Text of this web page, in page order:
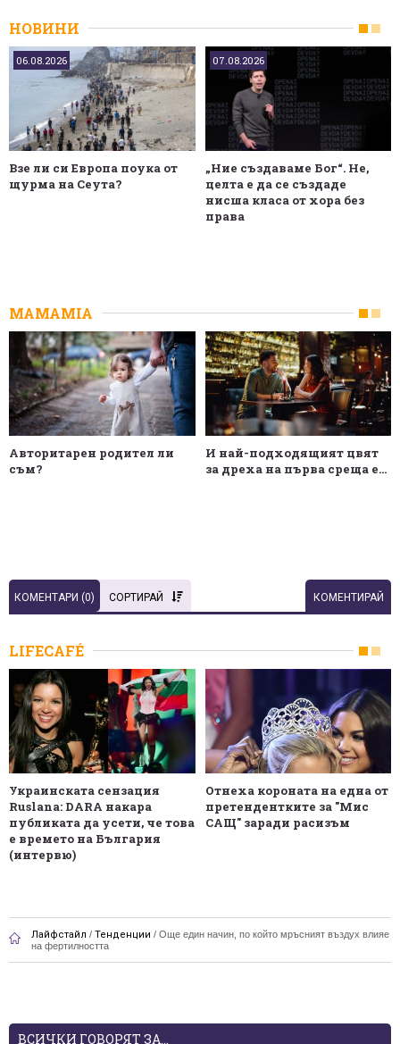
НОВИНИ
06.08.2026
Взе ли си Европа поука от
щурма на Сеута?
07.08.2026
„Ние създаваме Бог“. Не,
целта е да се създаде
нисша класа от хора без
права
MAMAMIA
Авторитарен родител ли
съм?
И най-подходящият цвят
за дреха на първа среща е...
КОМЕНТАРИ (0) СОРТИРАЙ КОМЕНТИРАЙ
LIFECAFÉ
Украинската сензация
Ruslana: DARA накара
публиката да усети, че това
е времето на България
(интервю)
Отнеха короната на една от
претендентките за "Мис
САЩ" заради расизъм
Лайфстайл / Тенденции / Още един начин, по който мръсният въздух влияе
на фертилността
ВСИЧКИ ГОВОРЯТ ЗА...